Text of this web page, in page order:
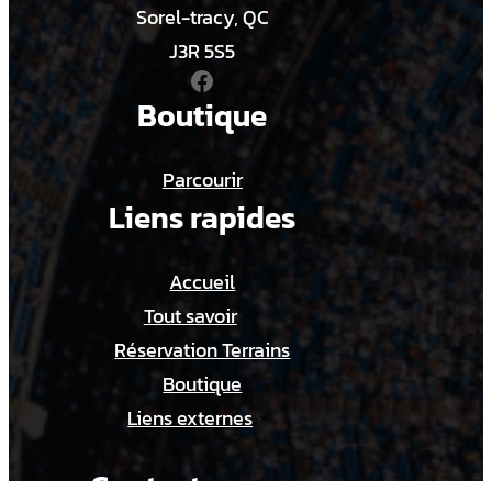
Sorel-tracy, QC
J3R 5S5
Facebook
Boutique
Parcourir
Liens rapides
Accueil
Tout savoir
Réservation Terrains
Boutique
Liens externes